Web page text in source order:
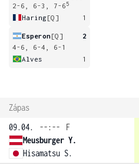
2-6, 6-3, 7-6 5
Haring[Q] 1
Esperon[Q]
2
4-6, 6-4, 6-1
Alves
1
Zápas
09.04.
--:--
F
Meusburger Y.
Hisamatsu S.